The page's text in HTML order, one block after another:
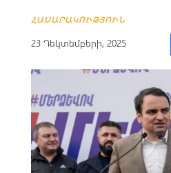
ՀԱՍԱՐԱԿՈՒԹՅՈՒՆ
23 Դեկտեմբերի, 2025